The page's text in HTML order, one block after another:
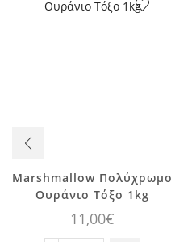
Marshmallow Πολύχρωμο
Ουράνιο Τόξο 1kg
11,00€